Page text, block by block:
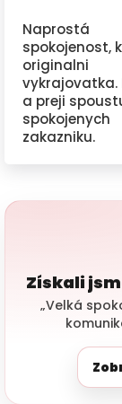
Naprostá
spokojenost,
originalni
vykrajovatka.
a preji
spokojenych
zakazniku.
Získali
„Velká